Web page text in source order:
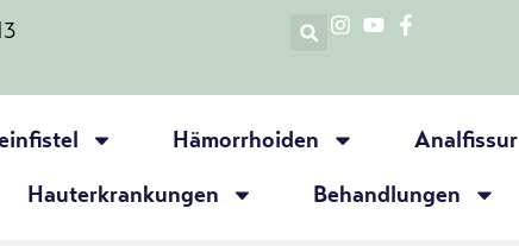
Hämorrhoiden Analfissur
Hauterkrankungen Behandlungen